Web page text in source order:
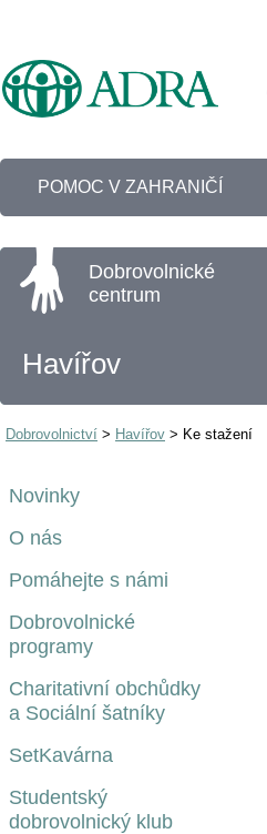
POMOC V ZAHRANIČÍ
Dobrovolnické
centrum
Havířov
Dobrovolnictví > Havířov > Ke stažení
Novinky
O nás
Pomáhejte s námi
Dobrovolnické
programy
Charitativní obchůdky
a Sociální šatníky
SetKavárna
Studentský
dobrovolnický klub